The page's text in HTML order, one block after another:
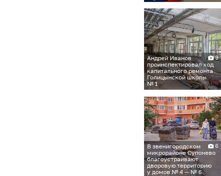
9
Андрей Иванов
проинспектировал ход
капитального ремонта
Голицынской школы
№ 1
6
В звенигородском
микрорайоне Супонево
благоустраивают
дворовую территорию
у домов № 4 — № 6